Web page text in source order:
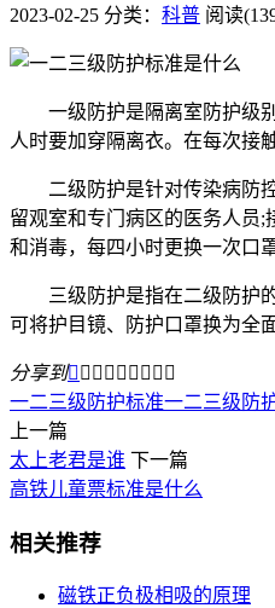
2023-02-25 分类： 科普 阅读
一级防护是隔离室防护级别
人时要加穿隔离衣。在每次接
二级防护是针对传染病防控
留观室和专门病区的医务人员
和消毒，每四小时更换一次口
三级防护是指在二级防护的
可将护目镜、防护口罩换为全
分享到        
一二三级防护标准一二三级防
上一篇
太上老君是谁 下一篇
高铁儿童票标准是什么
相关推荐
磁铁正负极相吸的原理